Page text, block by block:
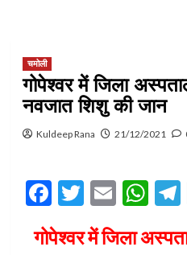
चमोली
गोपेश्वर में जिला
नवजात शिशु की जान
Kuldeep Rana 21/12/2021
Facebook
Twitter
Email
गोपेश्वर में जिला